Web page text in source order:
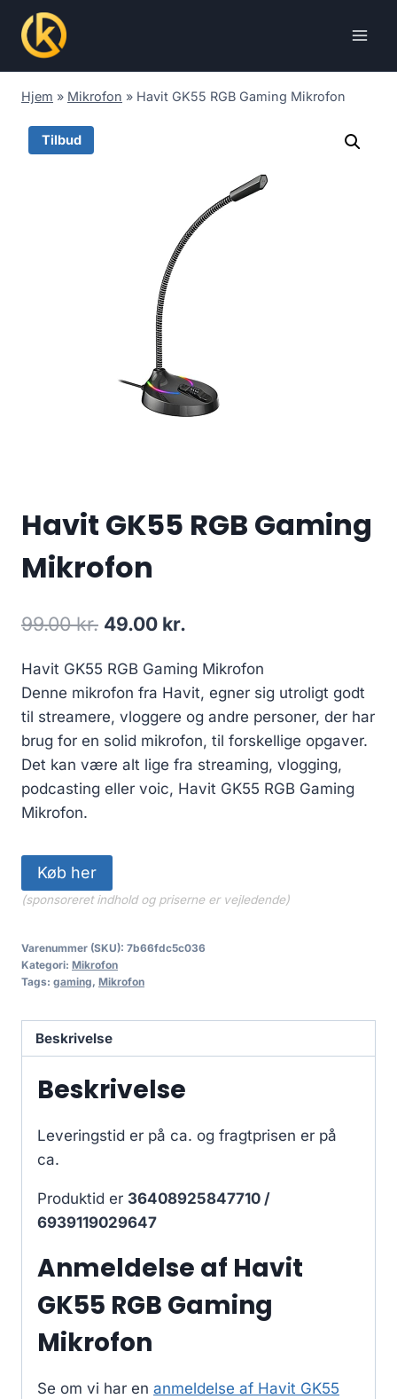
content
Hjem » Mikrofon » Havit GK55 RGB Gaming Mikrofon
Tilbud
Havit GK55 RGB Gaming
Mikrofon
99.00kr. Original
was:
99.00 kr..
49.00 kr.
is:
49.00 kr..
Havit GK55 RGB Gaming Mikrofon
Denne mikrofon fra Havit, egner sig utroligt godt
til streamere, vloggere og andre personer, der har
brug for en solid mikrofon, til forskellige opgaver.
Det kan være alt lige fra streaming, vlogging,
podcasting eller voic, Havit GK55 RGB Gaming
Mikrofon.
Køb her
(sponsoreret indhold og priserne er vejledende)
Varenummer (SKU): 7b66fdc5c036
Kategori: Mikrofon
Tags: gaming, Mikrofon
Beskrivelse
Beskrivelse
Leveringstid er på ca. og fragtprisen er på
ca.
Produktid er 36408925847710 /
6939119029647
Anmeldelse af Havit
GK55 RGB Gaming
Mikrofon
Se om vi har en anmeldelse af Havit GK55